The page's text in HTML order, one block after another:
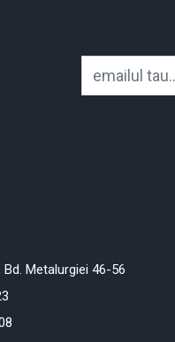
Bd. Metalurgiei 46-56